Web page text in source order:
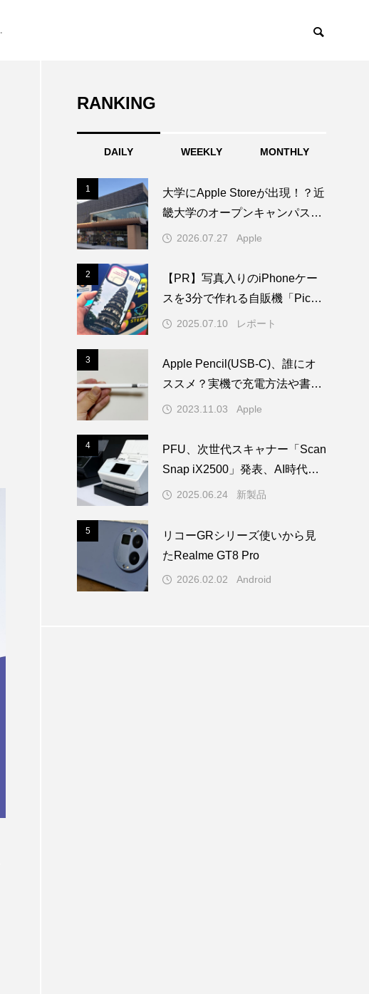
RANKING
DAILY WEEKLY MONTHLY
1
大学にApple Storeが出現！？近
畿大学のオープンキャンパスに
1日限りの特別なAppleブースが
2026.07.27 Apple
2
【PR】写真入りのiPhoneケー
スを3分で作れる自販機「PickM
e!Case」を使ってみた
2025.07.10 レポート
3
Apple Pencil(USB-C)、誰にオ
ススメ？実機で充電方法や書き
心地を試してみた！
2023.11.03 Apple
4
PFU、次世代スキャナー「Scan
Snap iX2500」発表、AI時代の
学習を担う
2025.06.24 新製品
5
リコーGRシリーズ使いから見
たRealme GT8 Pro
2026.02.02 Android